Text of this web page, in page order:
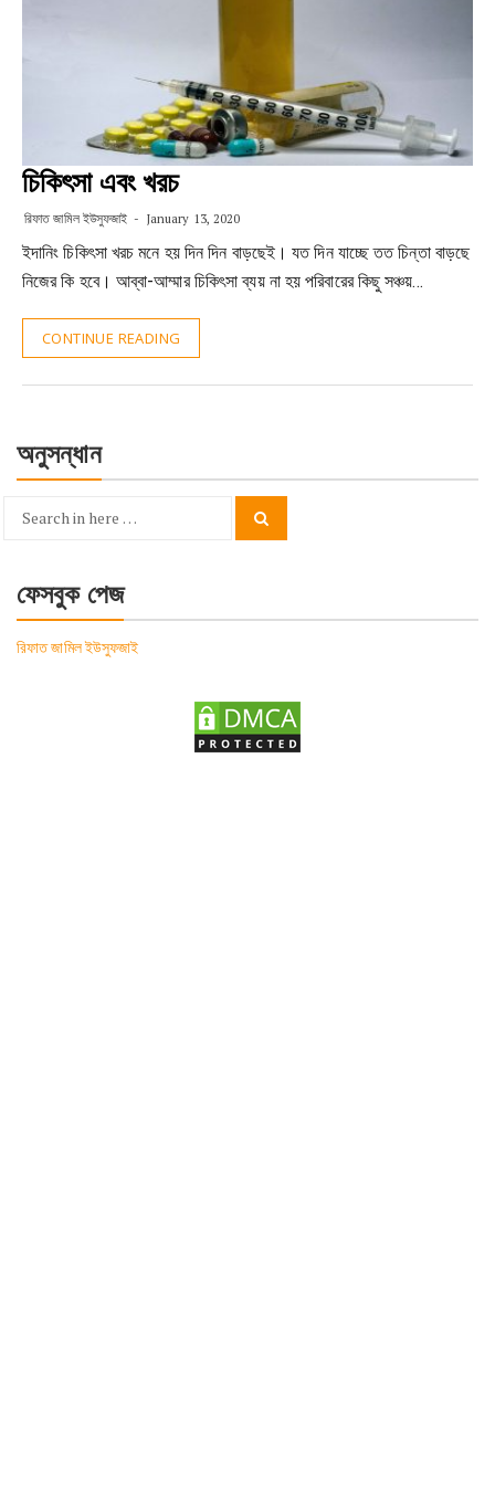
চিকিৎসা এবং খরচ
রিফাত জামিল ইউসুফজাই January 13, 2020
ইদানিং চিকিৎসা খরচ মনে হয় দিন দিন বাড়ছেই। যত দিন যাচ্ছে তত চিন্তা বাড়ছে
নিজের কি হবে। আব্বা-আম্মার চিকিৎসা ব্যয় না হয় পরিবারের কিছু সঞ্চয়…
CONTINUE READING
অনুসন্ধান
Search
ফেসবুক পেজ
রিফাত জামিল ইউসুফজাই